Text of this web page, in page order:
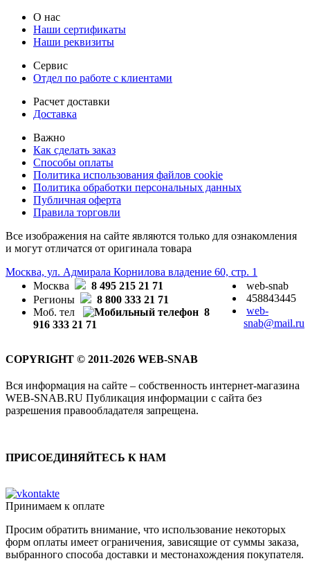
О нас
Наши сертификаты
Наши реквизиты
Сервис
Отдел по работе с клиентами
Расчет доставки
Доставка
Важно
Как сделать заказ
Способы оплаты
Политика использования файлов cookie
Политика обработки персональных данных
Публичная оферта
Правила торговли
Все изображения на сайте являются только для ознакомления
и могут отличатся от оригинала товара
Москва, ул. Адмирала Корнилова владение 60, стр. 1
Москва
8 495 215 21 71
Регионы
8 800 333 21 71
Моб. тел
8
916 333 21 71
web-snab
458843445
web-
snab@mail.ru
COPYRIGHT © 2011-2026 WEB-SNAB
Вся информация на сайте – собственность интернет-магазина
WEB-SNAB.RU Публикация информации с сайта без
разрешения правообладателя запрещена.
ПРИСОЕДИНЯЙТЕСЬ К НАМ
Принимаем к оплате
Просим обратить внимание, что использование некоторых
форм оплаты имеет ограничения, зависящие от суммы заказа,
выбранного способа доставки и местонахождения покупателя.